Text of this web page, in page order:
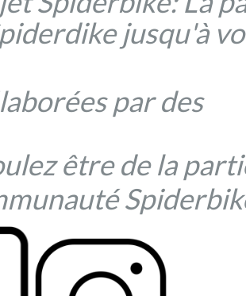
jusqu'à
par des
être de la